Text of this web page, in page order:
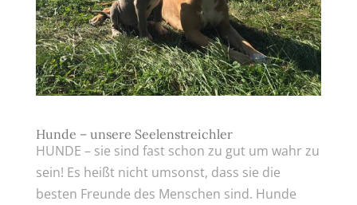
Hunde – unsere Seelenstreichler
HUNDE – sie sind fast schon zu gut um wahr zu
sein! Es heißt nicht umsonst, dass sie die
besten Freunde des Menschen sind. Hunde